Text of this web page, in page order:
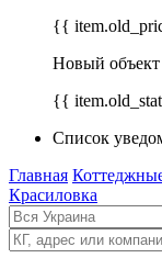
{{
Новый объект
{{
Список
Главная
Красиловка